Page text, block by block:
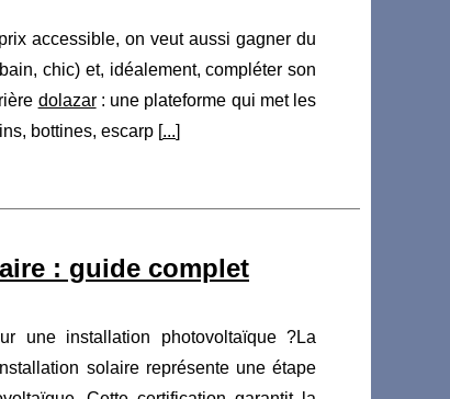
accessible, on veut aussi gagner du
chic) et, idéalement, compléter son
dolazar: une plateforme qui met les
bottines, escarp [...]
: guide complet
une installation photovoltaïque ?La
solaire représente une étape